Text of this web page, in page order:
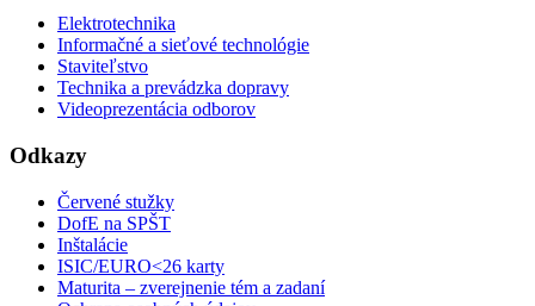
Elektrotechnika
Informačné a sieťové technológie
Staviteľstvo
Technika a prevádzka dopravy
Videoprezentácia odborov
Odkazy
Červené stužky
DofE na SPŠT
Inštalácie
ISIC/EURO<26 karty
Maturita – zverejnenie tém a zadaní